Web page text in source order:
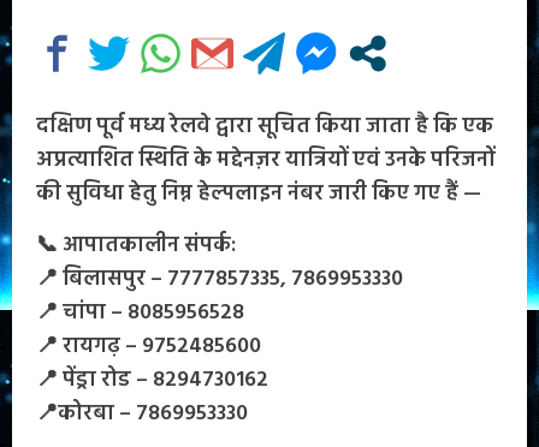
दक्षिण पूर्व मध्य रेलवे द्वारा सूचित किया जाता है कि एक
अप्रत्याशित स्थिति के मद्देनज़र यात्रियों एवं उनके परिजनों
की सुविधा हेतु निम्न हेल्पलाइन नंबर जारी किए गए हैं —
📞 आपातकालीन संपर्क:
📍 बिलासपुर – 7777857335, 7869953330
📍 चांपा – 8085956528
📍 रायगढ़ – 9752485600
📍 पेंड्रा रोड – 8294730162
📍कोरबा – 7869953330